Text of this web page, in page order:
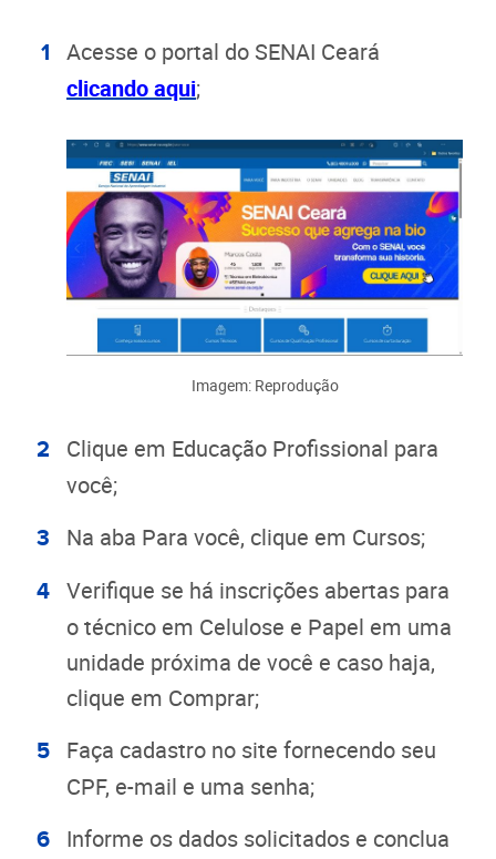
Acesse o portal do SENAI Ceará
clicando aqui;
Imagem: Reprodução
Clique em Educação Profissional para
você;
Na aba Para você, clique em Cursos;
Verifique se há inscrições abertas para
o técnico em Celulose e Papel em uma
unidade próxima de você e caso haja,
clique em Comprar;
Faça cadastro no site fornecendo seu
CPF, e-mail e uma senha;
Informe os dados solicitados e conclua